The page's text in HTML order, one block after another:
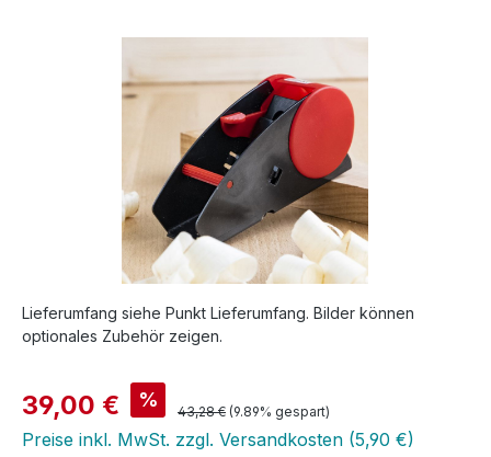
Lieferumfang siehe Punkt Lieferumfang. Bilder können
optionales Zubehör zeigen.
Verkaufspreis:
39,00 € % Regulärer Preis:
43,28 € (9.89% gespart)
Preise inkl. MwSt. zzgl. Versandkosten (5,90 €)